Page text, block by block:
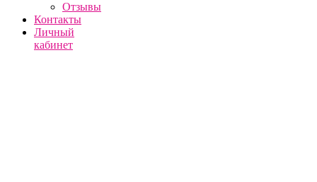
Отзывы
Контакты
Личный
кабинет